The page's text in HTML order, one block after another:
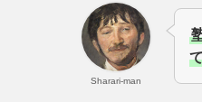
Sharari-man